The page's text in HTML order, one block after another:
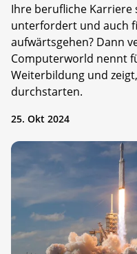
Ihre berufliche Karriere
unterfordert und auch
aufwärtsgehen? Dann
Computerworld nennt
Weiterbildung und
durchstarten.
25. Okt 2024